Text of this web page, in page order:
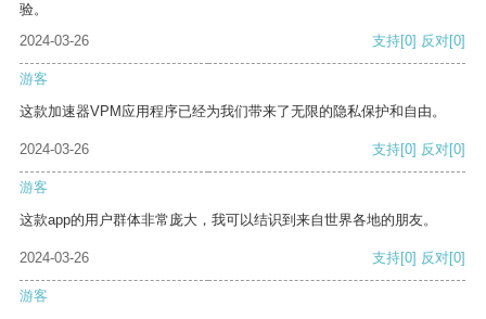
验。
2024-03-26
支持[0] 反对[0]
游客
这款加速器VPM应用程序已经为我们带来了无限的隐私保护和自由。
2024-03-26 支持[0] 反对[0]
游客
这款app的用户群体非常庞大，我可以结识到来自世界各地的朋友。
2024-03-26 支持[0] 反对[0]
游客